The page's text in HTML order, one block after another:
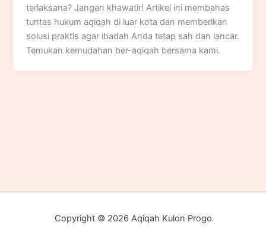
terlaksana? Jangan khawatir! Artikel ini membahas
tuntas hukum aqiqah di luar kota dan memberikan
solusi praktis agar ibadah Anda tetap sah dan lancar.
Temukan kemudahan ber-aqiqah bersama kami.
Copyright © 2026 Aqiqah Kulon Progo